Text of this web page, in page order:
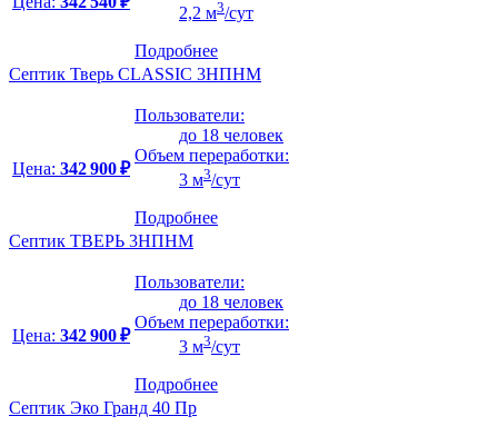
2,2 м3/сут
Подробнее
Септик Тверь CLASSIC 3НПНМ
Цена: 342 900 ₽
Пользователи:
до 18 человек
Объем переработки:
3 м3/сут
Подробнее
Септик ТВЕРЬ 3НПНМ
Цена: 342 900 ₽
Пользователи:
до 18 человек
Объем переработки:
3 м3/сут
Подробнее
Септик Эко Гранд 40 Пр